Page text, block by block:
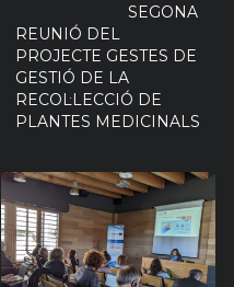
SEGONA
REUNIÓ DEL
PROJECTE GESTES DE
GESTIÓ DE LA
RECOL·LECCIÓ DE
PLANTES MEDICINALS